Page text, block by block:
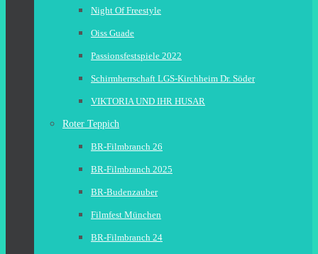
Night Of Freestyle
Oiss Guade
Passionsfestspiele 2022
Schirmherrschaft LGS-Kirchheim Dr. Söder
VIKTORIA UND IHR HUSAR
Roter Teppich
BR-Filmbranch 26
BR-Filmbranch 2025
BR-Budenzauber
Filmfest München
BR-Filmbranch 24